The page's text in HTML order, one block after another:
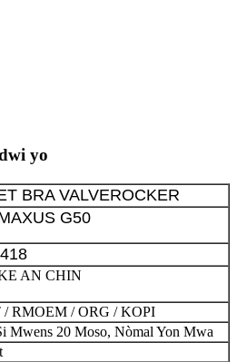
yo
BRA VALVEROCKER
G50
AN CHIN
/ RMOEM / ORG / KOPI
Mwens 20 Moso, Nòmal Yon Mwa